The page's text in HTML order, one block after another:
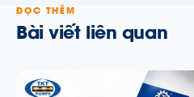
ĐỌC THÊM
Bài viết liên quan